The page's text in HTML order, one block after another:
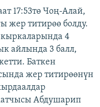
17:53тө Чоң-Алай,
жер титирөө болду.
4
айлында 3 балл,
Баткен
жер титирөөнүн
Абдушарип